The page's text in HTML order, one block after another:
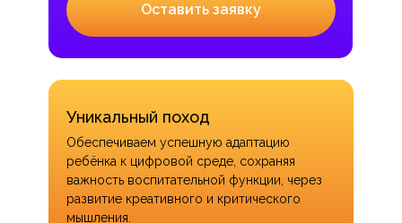
Оставить заявку
Уникальный поход
Обеспечиваем успешную адаптацию
ребёнка к цифровой среде, сохраняя
важность воспитательной функции, через
развитие креативного и критического
мышления.